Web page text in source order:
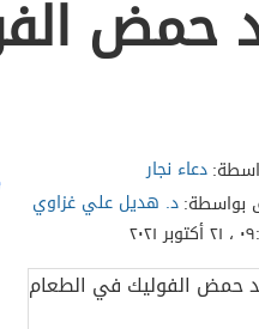
حمض
دعاء نجار
بواسطة:د. هديل علي غزاوي
٢٠٢١